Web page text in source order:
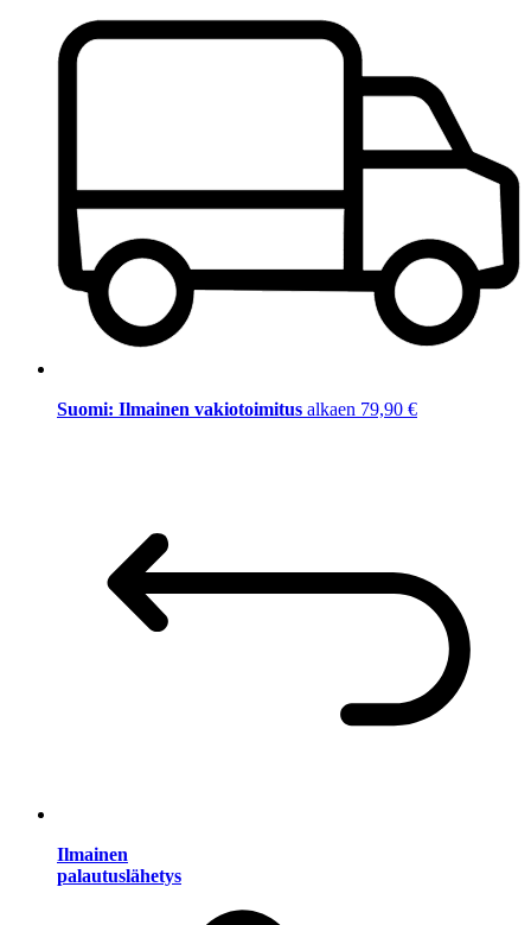
Suomi: Ilmainen vakiotoimitus alkaen 79,90 €
Ilmainen
palautuslähetys